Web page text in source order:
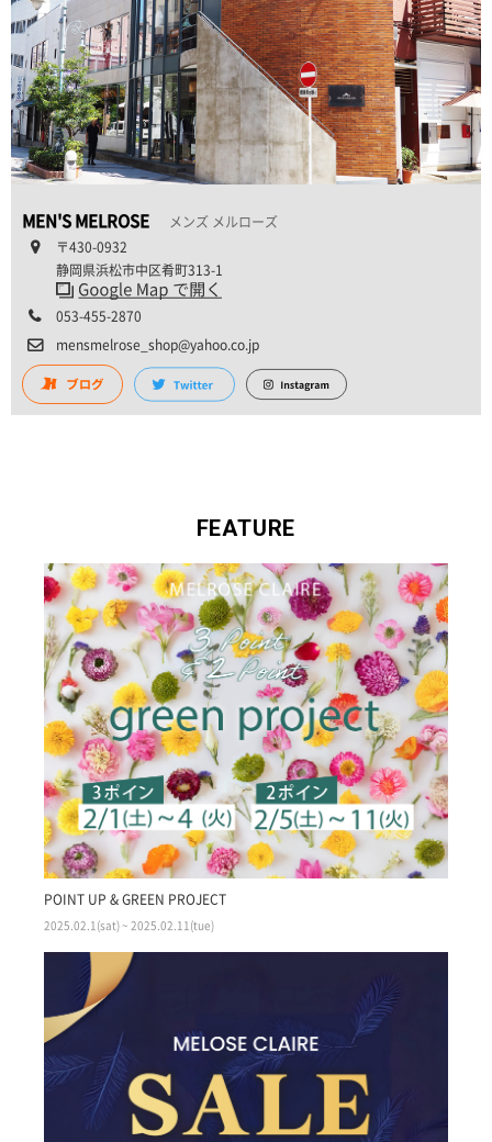
MEN'S MELROSE
メンズ メルローズ
〒430-0932
静岡県浜松市中区肴町313-1
053-455-2870
mensmelrose_shop@yahoo.co.jp
FEATURE
POINT UP & GREEN PROJECT
2025.02.1(sat) ~ 2025.02.11(tue)